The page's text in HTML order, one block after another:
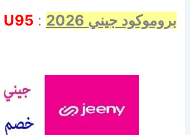
بروموكود جيني 2026 :
U95